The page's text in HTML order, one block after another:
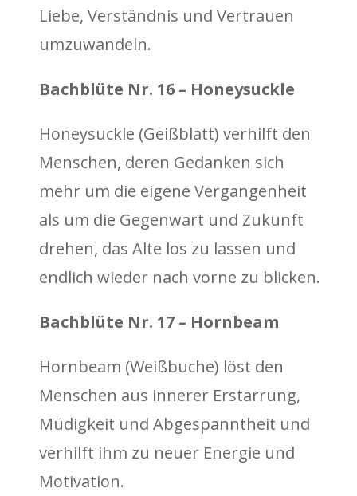
Liebe, Verständnis und Vertrauen
umzuwandeln.
Bachblüte Nr. 16 – Honeysuckle
Honeysuckle (Geißblatt) verhilft den
Menschen, deren Gedanken sich
mehr um die eigene Vergangenheit
als um die Gegenwart und Zukunft
drehen, das Alte los zu lassen und
endlich wieder nach vorne zu blicken.
Bachblüte Nr. 17 – Hornbeam
Hornbeam (Weißbuche) löst den
Menschen aus innerer Erstarrung,
Müdigkeit und Abgespanntheit und
verhilft ihm zu neuer Energie und
Motivation.